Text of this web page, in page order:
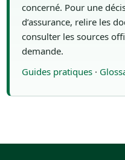
concerné. Pour une
d’assurance, relire les
consulter les sources
demande.
Guides pratiques·